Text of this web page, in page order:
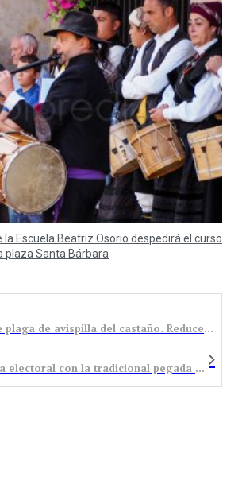
la Escuela Beatriz Osorio despedirá el curso
plaza Santa Bárbara
Alerta por posible plaga de avispilla del castaño. Reduce la producción hasta el 70%
Arranca la campaña electoral con la tradicional pegada de carteles y una gran tromba de agua